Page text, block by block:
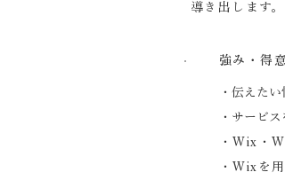
導き出します。
強み・得
・伝えた
・サービ
・Wix・
・Wixを